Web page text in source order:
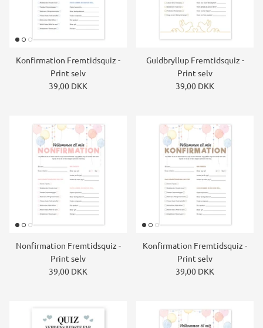
Konfirmation Fremtidsquiz -
Print selv
39,00 DKK
Guldbryllup Fremtidsquiz -
Print selv
39,00 DKK
Nonfirmation Fremtidsquiz -
Print selv
39,00 DKK
Konfirmation Fremtidsquiz -
Print selv
39,00 DKK